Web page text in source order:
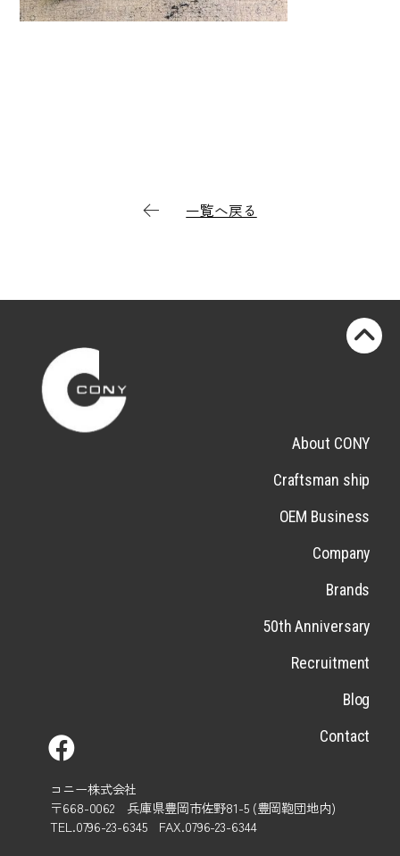
一覧へ戻る
About CONY
Craftsman ship
OEM Business
Company
Brands
50th Anniversary
Recruitment
Blog
Contact
コニー株式会社
〒668-0062 兵庫県豊岡市佐野81-5 (豊岡鞄団地内)
TEL.0796-23-6345 FAX.0796-23-6344